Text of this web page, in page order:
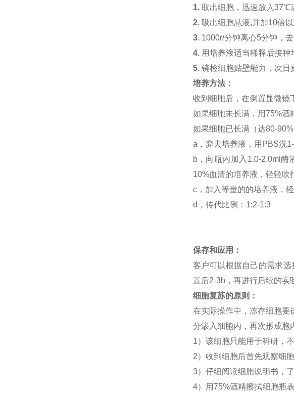
1.取出细胞，迅速放入37℃
2. 吸出细胞悬液,并加10倍
3.1000r/分钟离心5分钟，
4.用培养液适当稀释后接种
5. 镜检细胞贴壁能力，次日
培养方法：
收到细胞后，在倒置显微镜
如果细胞未长满，用75%酒
如果细胞已长满（达80-
a，弃去培养液，用PBS洗1-
b，向瓶内加入1.0-2.0ml
10%血清的培养液，轻轻吹
c，加入等量的的培养液，
d，传代比例：1:2-1:3
保存和应用：
客户可以根据自己的需求
置后2-3h，再进行后续的实
细胞复苏的原则：
在实际操作中，冻存细胞要
分渗入细胞内，再次形成胞
1）该细胞只能用于科研，不
2）收到细胞后首先观察细
3）仔细阅读细胞说明书，
4）用75%酒精擦拭细胞瓶